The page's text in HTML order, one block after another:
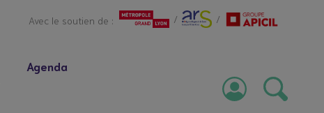
Agenda
Avec le soutien de : / /